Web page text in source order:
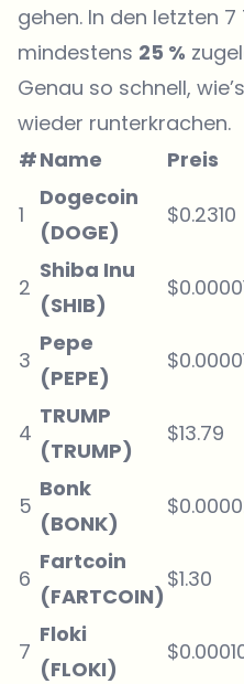
gehen. In den letzten
mindestens 25 %
Genau so schnell,
wieder runterkrachen.
#Name Preis
1
Dogecoin
(DOGE)
$0.2310
2
Shiba Inu
(SHIB)
3
Pepe
(PEPE)
4
TRUMP
(TRUMP)
$13.79
5
Bonk
(BONK)
6
Fartcoin
(FARTCOIN)
$1.30
7
Floki
(FLOKI)